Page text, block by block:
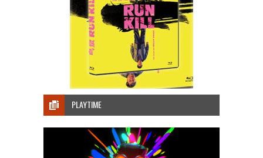
PLAYTIME